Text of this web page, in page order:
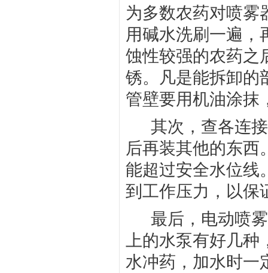
为多数农药对喷雾
用碱水洗刷一遍，
蚀性较强的农药
锈。凡是能拆卸的
管壁要用机油涂抹
其次，查各连
后再装其他的东
能超过安全水位线
到工作压力，以保
最后，电动喷
上的水泵有好几种
水冲药，加水时一